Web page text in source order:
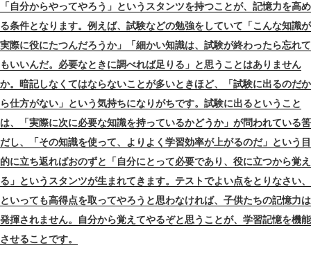
「自分からやってやろう」というスタンツを持つことが、記憶力を高め
る条件となります。例えば、試験などの勉強をしていて「こんな知識が
実際に役にたつんだろうか」「細かい知識は、試験が終わったら忘れて
もいいんだ。必要なときに調べれば足りる」と思うことはありません
か。暗記しなくてはならないことが多いときほど、「試験に出るのだか
ら仕方がない」という気持ちになりがちです。試験に出るということ
は、「実際に次に必要な知識を持っているかどうか」が問われている筈
だし、「その知識を使って、よりよく学習効率が上がるのだ」という目
的に立ち返ればおのずと「自分にとって必要であり、役に立つから覚え
る」というスタンツが生まれてきます。テストでよい点をとりなさい、
といっても高得点を取ってやろうと思わなければ、子供たちの記憶力は
発揮されません。自分から覚えてやるぞと思うことが、学習記憶を機能
させることです。